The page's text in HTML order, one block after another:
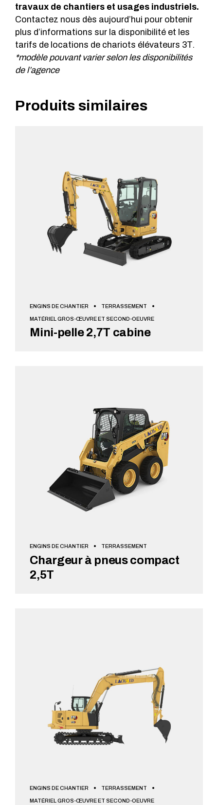
travaux de chantiers et usages industriels.
Contactez nous dès aujourd’hui pour obtenir
plus d’informations sur la disponibilité et les
tarifs de locations de chariots élévateurs 3T.
*modèle pouvant varier selon les disponibilités
de l’agence
Produits similaires
ENGINS DE CHANTIER TERRASSEMENT
MATÉRIEL GROS-ŒUVRE ET SECOND-OEUVRE
Mini-pelle 2,7T cabine
ENGINS DE CHANTIER TERRASSEMENT
Chargeur à pneus compact
2,5T
ENGINS DE CHANTIER TERRASSEMENT
MATÉRIEL GROS-ŒUVRE ET SECOND-OEUVRE